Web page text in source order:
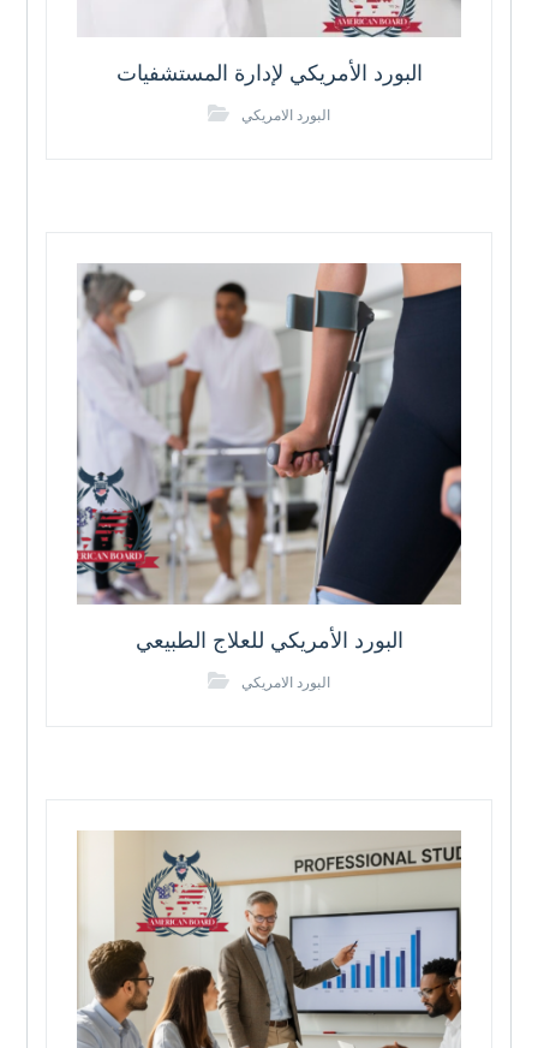
البورد الأمريكي لإدارة المستشفيات
البورد الامريكي
البورد الأمريكي للعلاج الطبيعي
البورد الامريكي